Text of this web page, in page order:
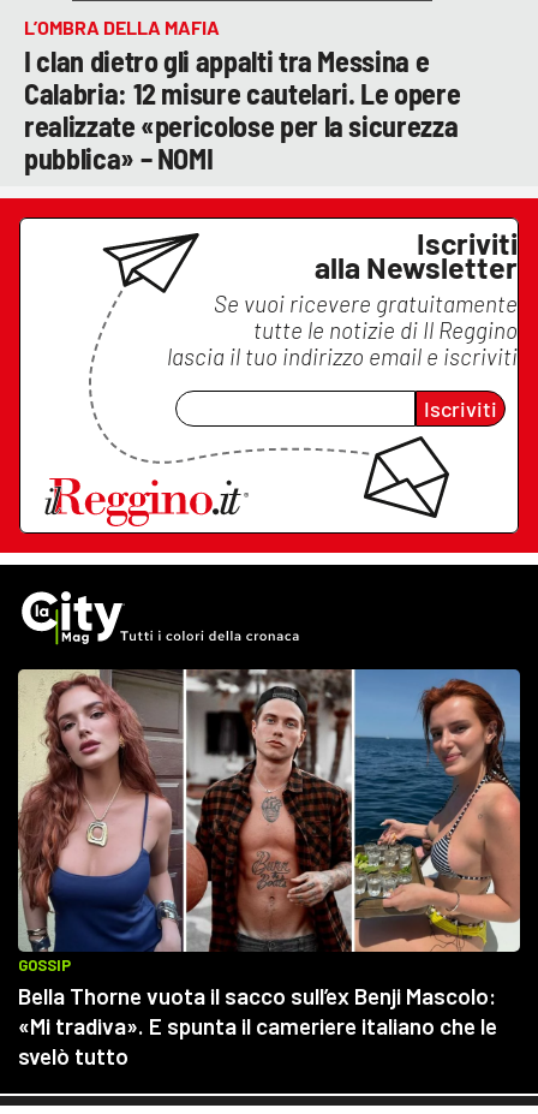
L’OMBRA DELLA MAFIA
I clan dietro gli appalti tra Messina e
Calabria: 12 misure cautelari. Le opere
realizzate «pericolose per la sicurezza
pubblica» – NOMI
Iscriviti
alla Newsletter
Se vuoi ricevere gratuitamente
tutte le notizie di Il Reggino
lascia il tuo indirizzo email e iscriviti
Iscriviti